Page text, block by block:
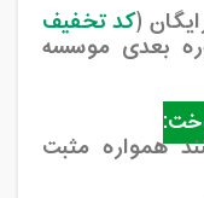
(کد تخفیف
بعدی موسسه
همواره مثبت